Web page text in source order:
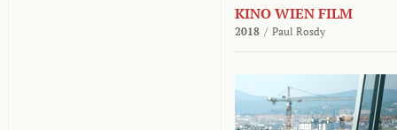
KINO WIEN FILM
2018 / Paul Rosdy